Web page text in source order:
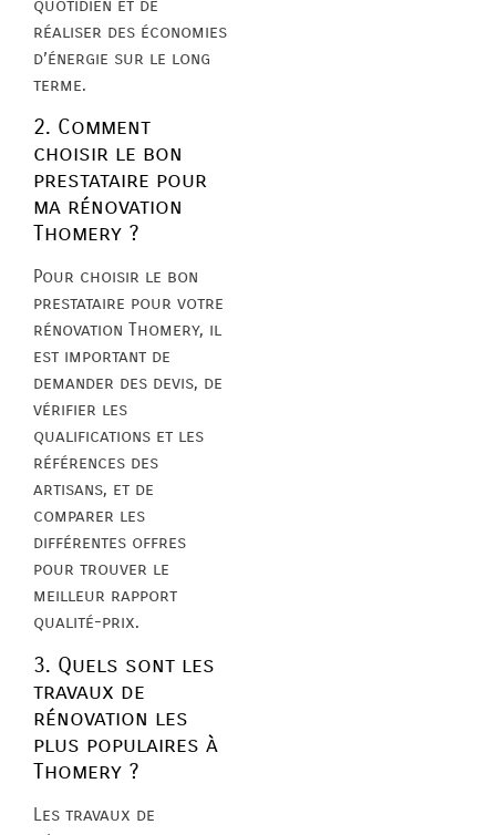
quotidien et de
réaliser des économies
d’énergie sur le long
terme.
2. Comment
choisir le bon
prestataire pour
ma rénovation
Thomery ?
Pour choisir le bon
prestataire pour votre
rénovation Thomery, il
est important de
demander des devis, de
vérifier les
qualifications et les
références des
artisans, et de
comparer les
différentes offres
pour trouver le
meilleur rapport
qualité-prix.
3. Quels sont les
travaux de
rénovation les
plus populaires à
Thomery ?
Les travaux de